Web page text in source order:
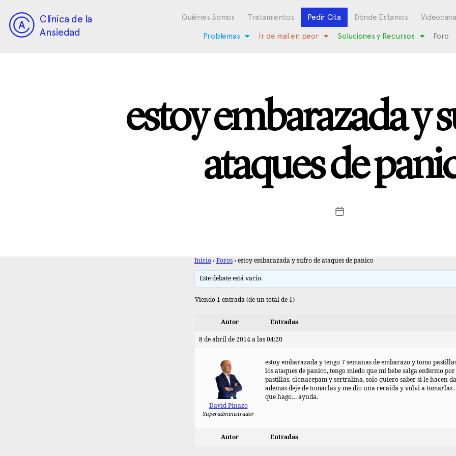
Clínica de la
Ansiedad
Quiénes Somos Tratamientos Pedir Cita Dónde Estamos
Problemas Ir de mal en peor Soluciones y Recursos Foro
estoy embarazada y
ataques de
Inicio › Foros › estoy embarazada y sufro de ataques de panico
Este debate está vacío.
Viendo 1 entrada (de un total de 1)
Autor Entradas
8 de abril de 2014 a las 04:20
David Pinazo
Superadministrador
estoy embarazada y tengo 7 semanas de embarazo y tomo
los ataques de panico, tengo miedo que mi bebe salga enfermo
pastillas, clonacepam y sertralina. solo quiero saber si le hacen
ademas deje de tomarlas y me dio una recaida y volvi a tomarlas .
que hago… ayuda.
Autor Entradas